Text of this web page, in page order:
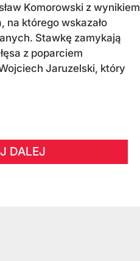
Komorowski z wynikiem
na którego wskazało
Stawkę zamykają
z poparciem
Jaruzelski, który
DALEJ